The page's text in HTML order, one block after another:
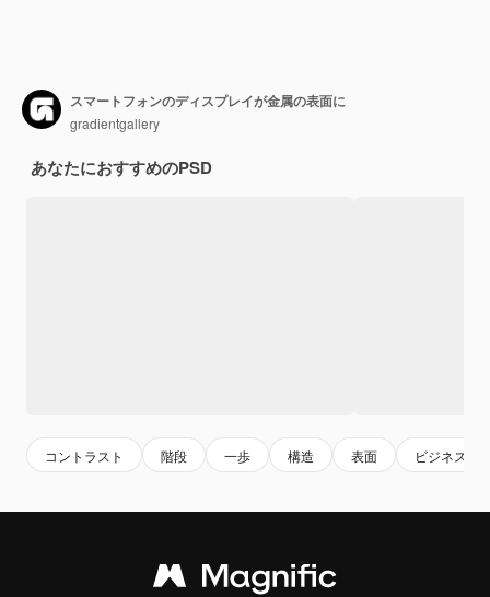
スマートフォンのディスプレイが金属の表面に
gradientgallery
あなたにおすすめのPSD
コントラスト 階段 一歩 構造 表面 ビジネス